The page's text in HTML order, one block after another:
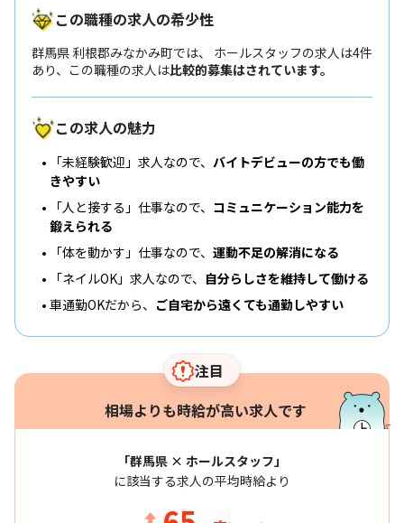
この職種の求人の希少性
群馬県 利根郡みなかみ町では、 ホールスタッフの求人は4件
あり、この職種の求人は比較的募集はされています。
この求人の魅力
「未経験歓迎」求人なので、 バイトデビューの方でも働
きやすい
「人と接する」仕事なので、 コミュニケーション能力を
鍛えられる
「体を動かす」仕事なので、 運動不足の解消になる
「ネイルOK」求人なので、 自分らしさを維持して働ける
車通勤OKだから、 ご自宅から遠くても通勤しやすい
注目
相場よりも時給が高い求人です
「群馬県 × ホールスタッフ」
に該当する求人の平均時給より